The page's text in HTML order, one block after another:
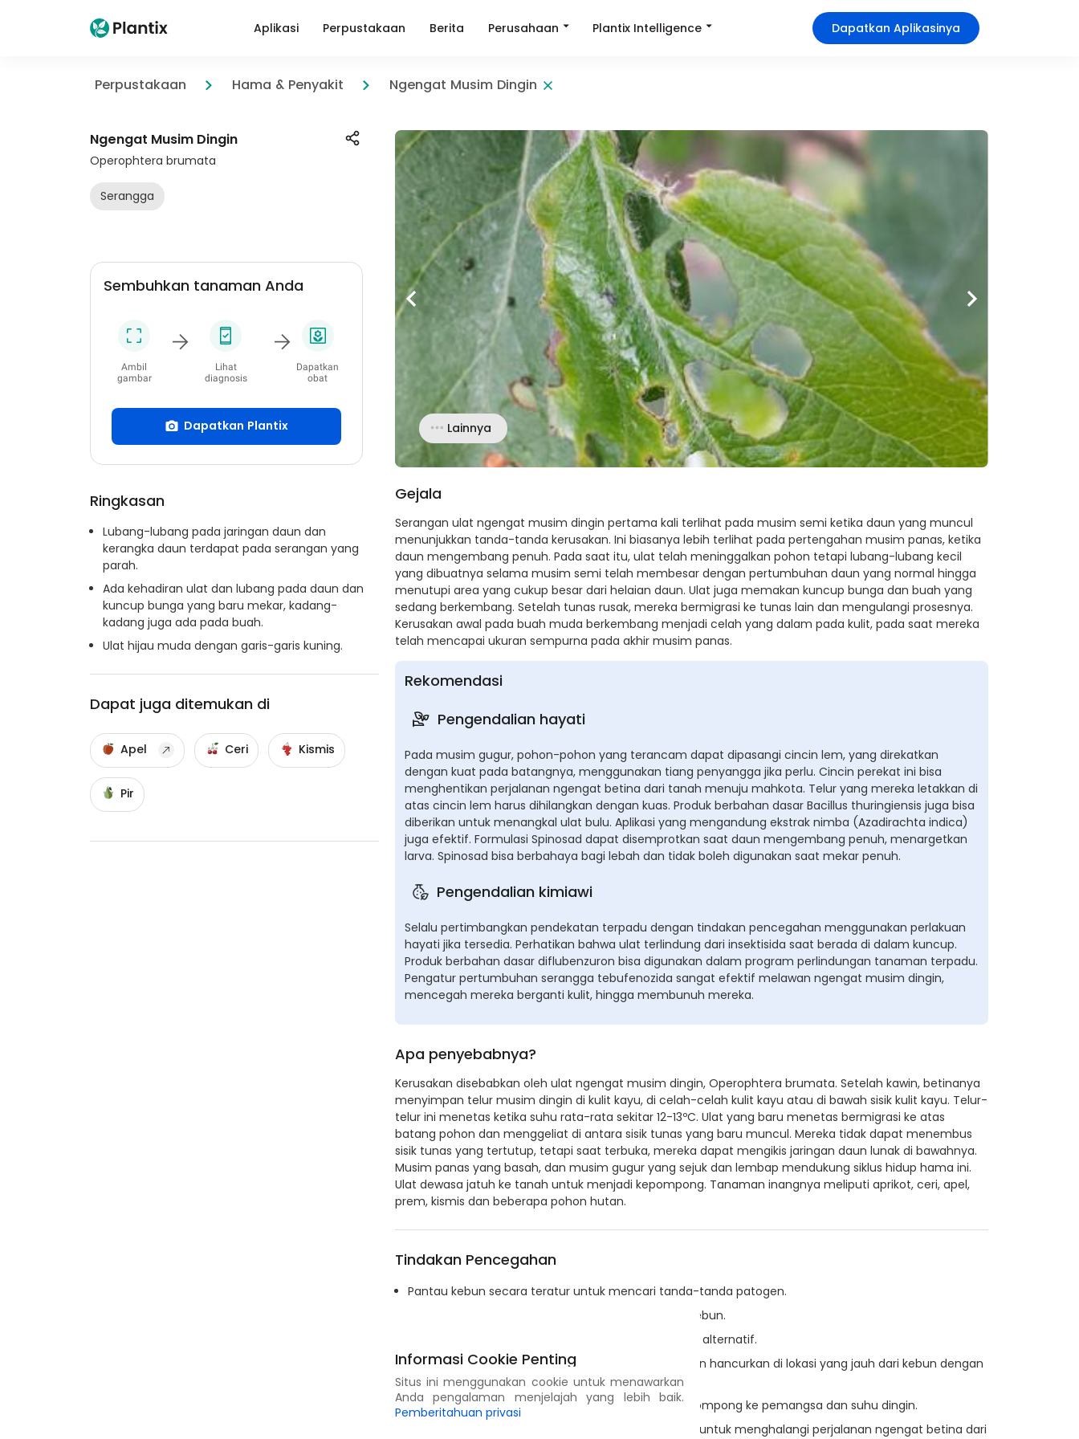
Aplikasi Perpustakaan Berita Perusahaan Plantix Intelligence Dapatkan Aplikasinya
Perpustakaan Hama & Penyakit Ngengat Musim Dingin
Ngengat Musim Dingin
Operophtera brumata
Serangga
Sembuhkan tanaman Anda
Ambil
gambar
Lihat
diagnosis
Dapatkan
obat
Dapatkan Plantix
Ringkasan
Lubang-lubang pada jaringan daun dan
kerangka daun terdapat pada serangan yang
parah.
Ada kehadiran ulat dan lubang pada daun dan
kuncup bunga yang baru mekar, kadang-
kadang juga ada pada buah.
Ulat hijau muda dengan garis-garis kuning.
Dapat juga ditemukan di
Apel Ceri Kismis
Pir
Lainnya
Gejala
Serangan ulat ngengat musim dingin pertama kali terlihat pada musim semi ketika daun yang muncul
menunjukkan tanda-tanda kerusakan. Ini biasanya lebih terlihat pada pertengahan musim panas, ketika
daun mengembang penuh. Pada saat itu, ulat telah meninggalkan pohon tetapi lubang-lubang kecil
yang dibuatnya selama musim semi telah membesar dengan pertumbuhan daun yang normal hingga
menutupi area yang cukup besar dari helaian daun. Ulat juga memakan kuncup bunga dan buah yang
sedang berkembang. Setelah tunas rusak, mereka bermigrasi ke tunas lain dan mengulangi prosesnya.
Kerusakan awal pada buah muda berkembang menjadi celah yang dalam pada kulit, pada saat mereka
telah mencapai ukuran sempurna pada akhir musim panas.
Rekomendasi
Pengendalian hayati
Pada musim gugur, pohon-pohon yang terancam dapat dipasangi cincin lem, yang direkatkan
dengan kuat pada batangnya, menggunakan tiang penyangga jika perlu. Cincin perekat ini bisa
menghentikan perjalanan ngengat betina dari tanah menuju mahkota. Telur yang mereka letakkan di
atas cincin lem harus dihilangkan dengan kuas. Produk berbahan dasar Bacillus thuringiensis juga bisa
diberikan untuk menangkal ulat bulu. Aplikasi yang mengandung ekstrak nimba (Azadirachta indica)
juga efektif. Formulasi Spinosad dapat disemprotkan saat daun mengembang penuh, menargetkan
larva. Spinosad bisa berbahaya bagi lebah dan tidak boleh digunakan saat mekar penuh.
Pengendalian kimiawi
Selalu pertimbangkan pendekatan terpadu dengan tindakan pencegahan menggunakan perlakuan
hayati jika tersedia. Perhatikan bahwa ulat terlindung dari insektisida saat berada di dalam kuncup.
Produk berbahan dasar diflubenzuron bisa digunakan dalam program perlindungan tanaman terpadu.
Pengatur pertumbuhan serangga tebufenozida sangat efektif melawan ngengat musim dingin,
mencegah mereka berganti kulit, hingga membunuh mereka.
Apa penyebabnya?
Kerusakan disebabkan oleh ulat ngengat musim dingin, Operophtera brumata. Setelah kawin, betinanya
menyimpan telur musim dingin di kulit kayu, di celah-celah kulit kayu atau di bawah sisik kulit kayu. Telur-
telur ini menetas ketika suhu rata-rata sekitar 12-13ºC. Ulat yang baru menetas bermigrasi ke atas
batang pohon dan menggeliat di antara sisik tunas yang baru muncul. Mereka tidak dapat menembus
sisik tunas yang tertutup, tetapi saat terbuka, mereka dapat mengikis jaringan daun lunak di bawahnya.
Musim panas yang basah, dan musim gugur yang sejuk dan lembap mendukung siklus hidup hama ini.
Ulat dewasa jatuh ke tanah untuk menjadi kepompong. Tanaman inangnya meliputi aprikot, ceri, apel,
prem, kismis dan beberapa pohon hutan.
Tindakan Pencegahan
Pantau kebun secara teratur untuk mencari tanda-tanda patogen.
Hindari menanam tanaman yang rentan di dekat kebun.
Buang gulma karena dapat berfungsi sebagai inang alternatif.
Singkirkan puing-puing pohon sesegera mungkin dan hancurkan di lokasi yang jauh dari kebun dengan
menguburnya dalam-dalam atau membakarnya.
Bajak lahan setelah panen untuk memaparkan kepompong ke pemangsa dan suhu dingin.
Gunakan penyekat berupa cincin lem pada batang untuk menghalangi perjalanan ngengat betina dari
Informasi Cookie Penting
Situs ini menggunakan cookie untuk menawarkan
Anda pengalaman menjelajah yang lebih baik.
Pemberitahuan privasi